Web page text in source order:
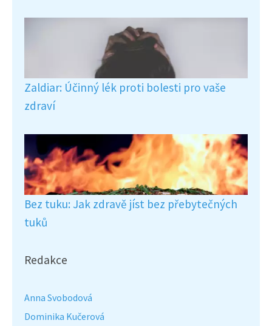
Zaldiar: Účinný lék proti bolesti pro vaše
zdraví
Bez tuku: Jak zdravě jíst bez přebytečných
tuků
Redakce
Anna Svobodová
Dominika Kučerová